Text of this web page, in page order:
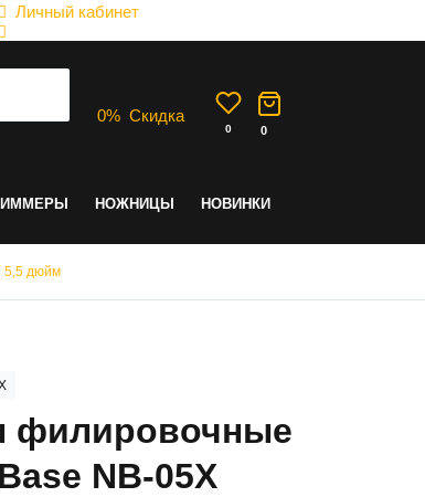
Личный кабинет
0% Скидка
0 0
НОЖНИЦЫ НОВИНКИ
5,5 дюйм
филировочные
NB-05X